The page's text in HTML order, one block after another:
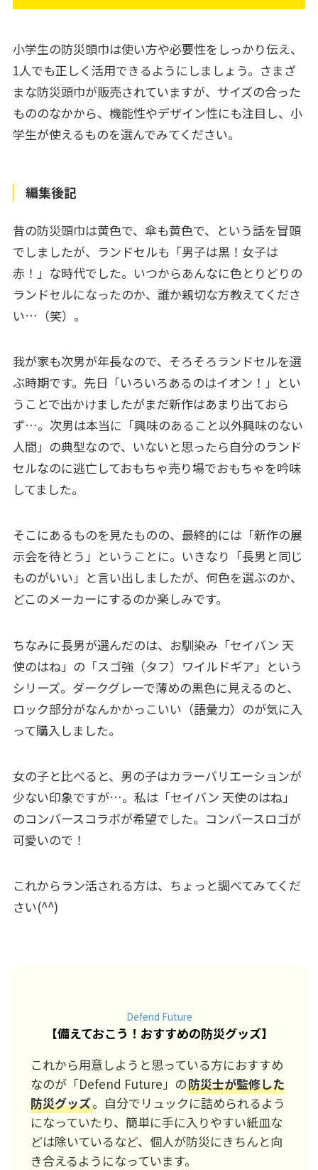
小学生の防災頭巾は使い方や必要性をしっかり伝え、
1人でも正しく活用できるようにしましょう。さまざ
まな防災頭巾が販売されていますが、サイズの合った
もののなかから、機能性やデザイン性にも注目し、小
学生が使えるものを選んでみてください。
編集後記
昔の防災頭巾は黄色で、傘も黄色で、という話を冒頭
でしましたが、ランドセルも「男子は黒！女子は
赤！」な時代でした。いつからあんなに色とりどりの
ランドセルになったのか、誰か親切な方教えてくださ
い…（笑）。
我が家も次男が年長なので、そろそろランドセルを選
ぶ時期です。先日「いろいろあるのはイオン！」とい
うことで出かけましたがまだ新作はあまり出ておら
ず…。次男は本当に「興味のあること以外興味のない
人間」の典型なので、いないと思ったら自分のランド
セルなのに逃亡しておもちゃ売り場でおもちゃを吟味
してました。
そこにあるものを見たものの、最終的には「新作の展
示会を待とう」ということに。いきなり「長男と同じ
ものがいい」と言い出しましたが、何色を選ぶのか、
どこのメーカーにするのか楽しみです。
ちなみに長男が選んだのは、お馴染み「セイバン 天
使のはね」の「スゴ強（タフ）ワイルドギア」という
シリーズ。ダークグレーで薄めの黒色に見えるのと、
ロック部分がなんかかっこいい（語彙力）のが気に入
って購入しました。
女の子と比べると、男の子はカラーバリエーションが
少ない印象ですが…。私は「セイバン 天使のはね」
のコンバースコラボが希望でした。コンバースロゴが
可愛いので！
これからラン活される方は、ちょっと調べてみてくだ
さい(^^)
Defend Future
【備えておこう！おすすめの防災グッズ】
これから用意しようと思っている方におすすめ
なのが「Defend Future」の防災士が監修した
防災グッズ。自分でリュックに詰められるよう
になっていたり、簡単に手に入りやすい紙皿な
どは除いているなど、個人が防災にきちんと向
き合えるようになっています。